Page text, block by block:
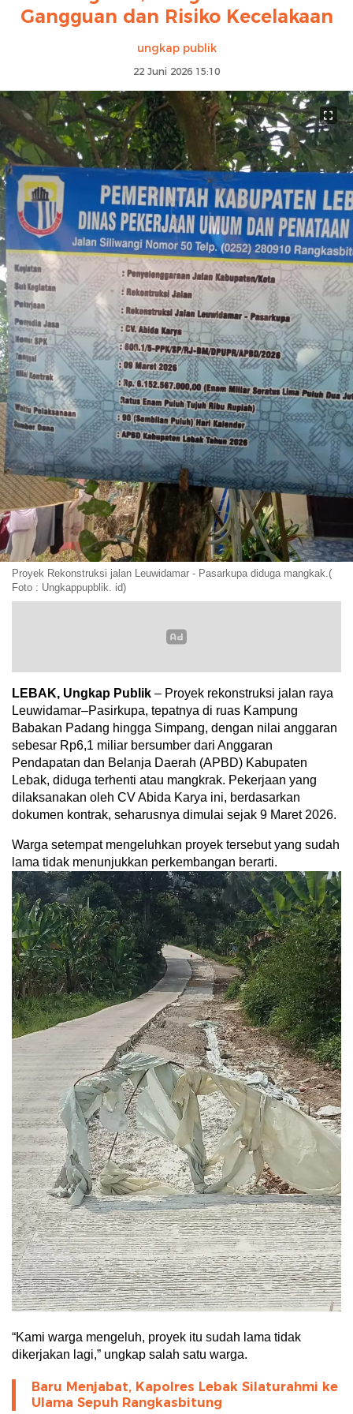
Gangguan dan Risiko Kecelakaan
ungkap publik
22 Juni 2026 15:10
Proyek Rekonstruksi jalan Leuwidamar - Pasarkupa diduga mangkak.(
Foto : Ungkappupblik. id)
LEBAK, Ungkap Publik – Proyek rekonstruksi jalan raya
Leuwidamar–Pasirkupa, tepatnya di ruas Kampung
Babakan Padang hingga Simpang, dengan nilai anggaran
sebesar Rp6,1 miliar bersumber dari Anggaran
Pendapatan dan Belanja Daerah (APBD) Kabupaten
Lebak, diduga terhenti atau mangkrak. Pekerjaan yang
dilaksanakan oleh CV Abida Karya ini, berdasarkan
dokumen kontrak, seharusnya dimulai sejak 9 Maret 2026.
Warga setempat mengeluhkan proyek tersebut yang sudah
lama tidak menunjukkan perkembangan berarti.
“Kami warga mengeluh, proyek itu sudah lama tidak
dikerjakan lagi,” ungkap salah satu warga.
Baru Menjabat, Kapolres Lebak Silaturahmi ke
Ulama Sepuh Rangkasbitung